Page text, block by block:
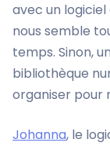
avec un
nous semble
temps. Sinon,
bibliothèque
organiser pour
Johanna, le